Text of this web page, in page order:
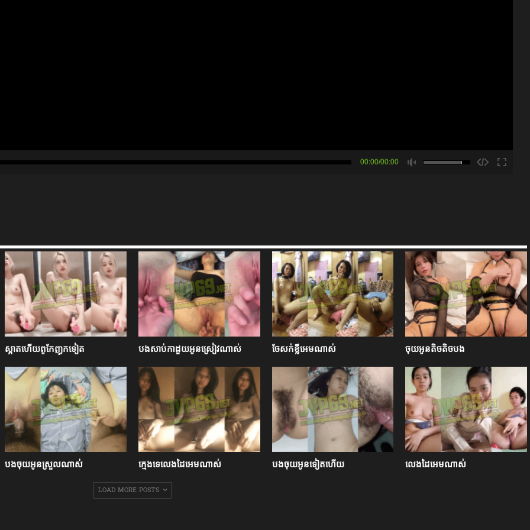
00:00/00:00
ស្អាតហើយពូកែញុកទៀត បងសាប់កាដួយអូនស្រៀវណាស់ ចែសក់ខ្លីអេមណាស់ ចុយអូនតិចតិចបង
បងចុយអូនស្រួលណាស់ ក្មេងទេលេងដៃអេមណាស់ បងចុយអូនទៀតហើយ លេងដៃអេមណាស់
LOAD MORE POSTS